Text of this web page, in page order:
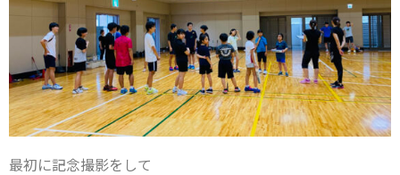
最初に記念撮影をして